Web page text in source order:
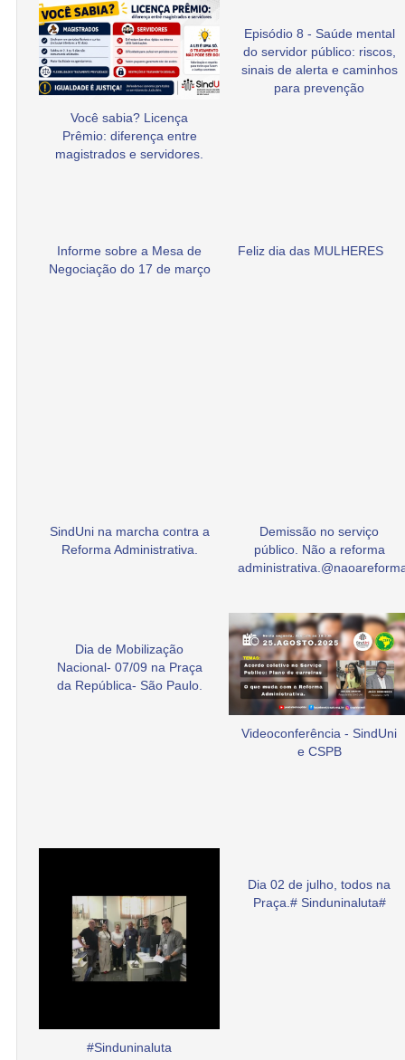
Você sabia? Licença
Prêmio: diferença entre
magistrados e servidores.
Episódio 8 - Saúde mental
do servidor público: riscos,
sinais de alerta e caminhos
para prevenção
Informe sobre a Mesa de
Negociação do 17 de março
Feliz dia das MULHERES
SindUni na marcha contra a
Reforma Administrativa.
Demissão no serviço
público. Não a reforma
Dia de Mobilização
Nacional- 07/09 na Praça
da República- São Paulo.
Videoconferência - SindUni
e CSPB
#Sinduninaluta
Dia 02 de julho, todos na
Praça.# Sinduninaluta#